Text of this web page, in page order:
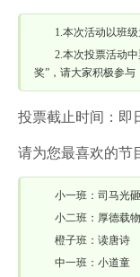
1.本次活动以班
2.本次投票活动
奖”，请大家积极参与
投票截止时间：即
请为您最喜欢的节
小一班：司马光
小二班：厚德载物
橙子班：读唐诗
中一班：小道童